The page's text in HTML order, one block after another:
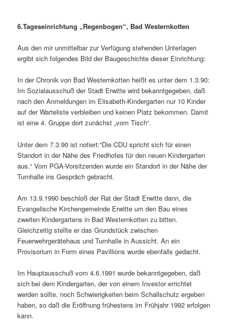
6.Tageseinrichtung „Regenbogen“, Bad Westernkotten
Aus den mir unmittelbar zur Verfügung stehenden Unterlagen
ergibt sich folgendes Bild der Baugeschichte dieser Einrichtung:
In der Chronik von Bad Westernkotten heißt es unter dem 1.3.90:
Im Sozialausschuß der Stadt Erwitte wird bekanntgegeben, daß
nach den Anmeldungen im Elisabeth-Kindergarten nur 10 Kinder
auf der Warteliste verbleiben und keinen Platz bekommen. Damit
ist eine 4. Gruppe dort zunächst „vom Tisch“.
Unter dem 7.3.90 ist notiert:“Die CDU spricht sich für einen
Standort in der Nähe des Friedhofes für den neuen Kindergarten
aus.“ Vom PGA-Vorsitzenden wurde ein Standort in der Nähe der
Turnhalle ins Gespräch gebracht.
Am 13.9.1990 beschloß der Rat der Stadt Erwitte dann, die
Evangelische Kirchengemeinde Erwitte um den Bau eines
zweiten Kindergartens in Bad Westernkotten zu bitten.
Gleichzeitig stellte er das Grundstück zwischen
Feuerwehrgerätehaus und Turnhalle in Aussicht. An ein
Provisorium in Form eines Pavillions wurde ebenfalls gedacht.
Im Hauptausschuß vom 4.6.1991 wurde bekanntgegeben, daß
sich bei dem Kindergarten, der von einem Investor errichtet
werden sollte, noch Schwierigkeiten beim Schallschutz ergeben
haben, so daß die Eröffnung frühestens im Frühjahr 1992 erfolgen
kann.